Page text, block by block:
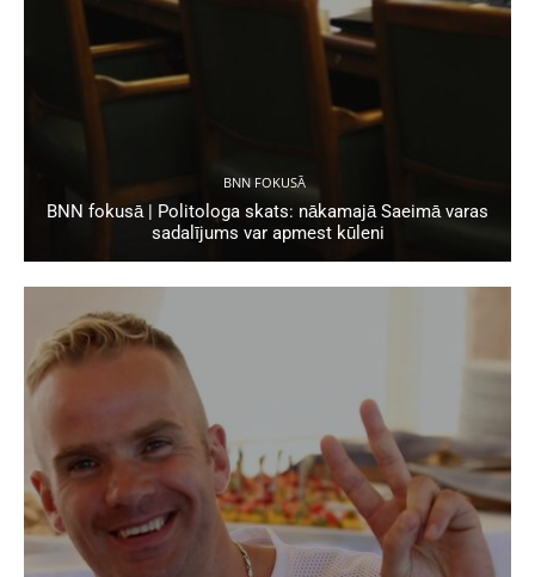
BNN FOKUSĀ
BNN fokusā | Politologa skats: nākamajā Saeimā varas
sadalījums var apmest kūleni